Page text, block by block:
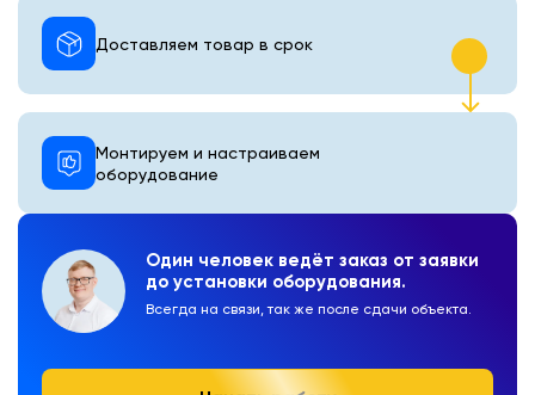
Один человек ведёт заказ от заявки
до установки оборудования.
Всегда на связи, так же после сдачи объекта.
Монтируем и настраиваем
оборудование
Доставляем товар в срок